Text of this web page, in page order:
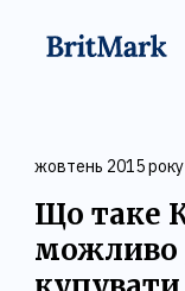
жовтень 2015 року
Що таке
можливо